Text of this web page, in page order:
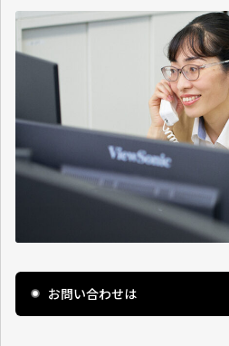
お問い合わせは